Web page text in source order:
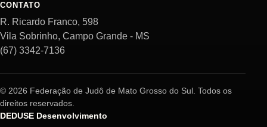
CONTATO
R. Ricardo Franco, 598
Vila Sobrinho, Campo Grande - MS
(67) 3342-7136
© 2026 Federação de Judô de Mato Grosso do Sul. Todos os
direitos reservados.
DEDUSE Desenvolvimento